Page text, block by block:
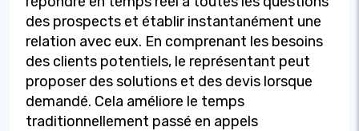
des prospects et établir instantanément une
relation avec eux. En comprenant les besoins
des clients potentiels, le représentant peut
proposer des solutions et des devis lorsque
demandé. Cela améliore le temps
traditionnellement passé en appels